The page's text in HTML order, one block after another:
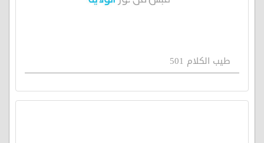
طيب الكلام 501